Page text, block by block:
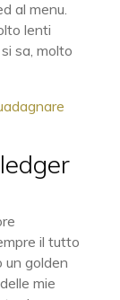
al menu.
lenti
sa, molto
il tutto
un golden
mie